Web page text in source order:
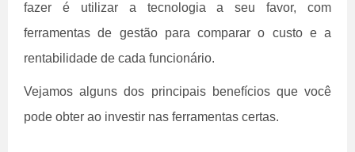
fazer é utilizar a tecnologia a seu favor, com
ferramentas de gestão para comparar o custo e a
rentabilidade de cada funcionário.
Vejamos alguns dos principais benefícios que você
pode obter ao investir nas ferramentas certas.